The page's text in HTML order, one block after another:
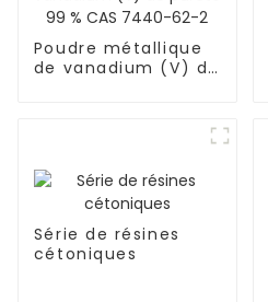
Poudre métallique
de vanadium (V) de
Série de résines
cétoniques